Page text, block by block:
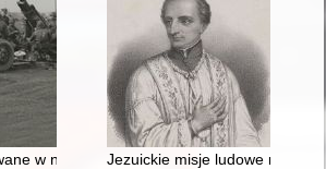
w niebo : przeciwlotnicza epopeja
Jezuickie misje ludowe na